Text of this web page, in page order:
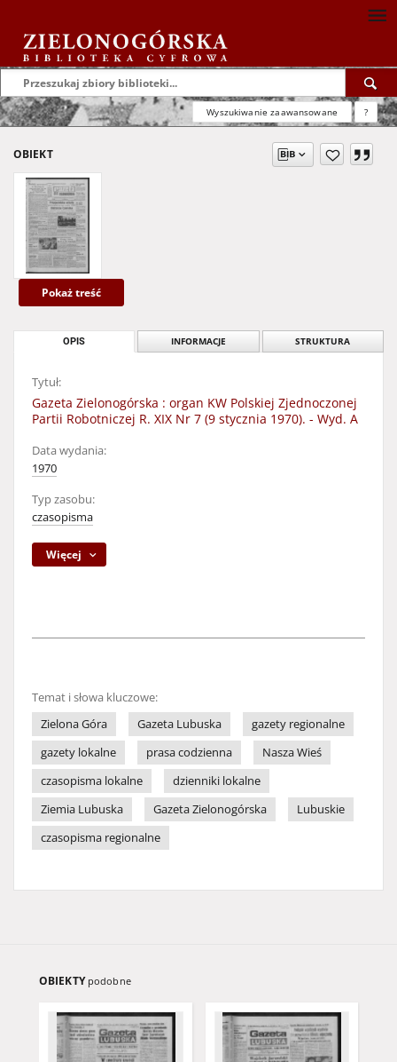
Wyszukiwanie zaawansowane ?
OBIEKT
Pokaż treść
OPIS INFORMACJE STRUKTURA
Tytuł:
Gazeta Zielonogórska : organ KW Polskiej Zjednoczonej
Partii Robotniczej R. XIX Nr 7 (9 stycznia 1970). - Wyd. A
Data wydania:
1970
Typ zasobu:
czasopisma
Więcej
Temat i słowa kluczowe:
Zielona Góra
Gazeta Lubuska
gazety regionalne
gazety lokalne
prasa codzienna
Nasza Wieś
czasopisma lokalne
dzienniki lokalne
Ziemia Lubuska
Gazeta Zielonogórska
Lubuskie
czasopisma regionalne
OBIEKTY podobne